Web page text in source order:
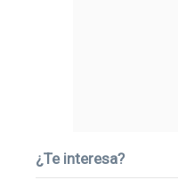
¿Te interesa?